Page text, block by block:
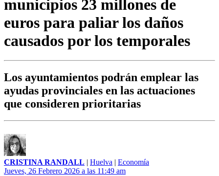
municipios 23 millones de
euros para paliar los daños
causados por los temporales
Los ayuntamientos podrán emplear las
ayudas provinciales en las actuaciones
que consideren prioritarias
CRISTINA RANDALL | Huelva | Economía
Jueves, 26 Febrero 2026 a las 11:49 am